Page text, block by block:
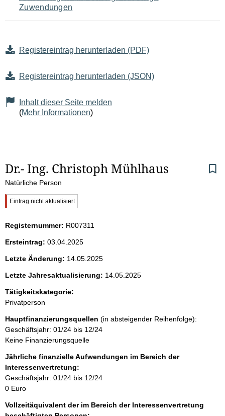
Zuwendungen
Registereintrag herunterladen (PDF)
Registereintrag herunterladen (JSON)
Inhalt dieser Seite melden
(Mehr Informationen)
S
e
i
t
e
n
i
n
h
a
l
t
Dr.- Ing. Christoph Mühlhaus
Natürliche Person
W
i
h
i
r
i
n
e
i
s
Eintrag nicht aktualisiert
Registernummer: R007311
Ersteintrag: 03.04.2025
Letzte Änderung: 14.05.2025
Letzte Jahresaktualisierung: 14.05.2025
Tätigkeitskategorie:
Privatperson
Hauptfinanzierungsquellen (in absteigender Reihenfolge):
Geschäftsjahr: 01/24 bis 12/24
Keine Finanzierungsquelle
Jährliche finanzielle Aufwendungen im Bereich der
Interessenvertretung:
Geschäftsjahr: 01/24 bis 12/24
0 Euro
Vollzeitäquivalent der im Bereich der Interessenvertretung